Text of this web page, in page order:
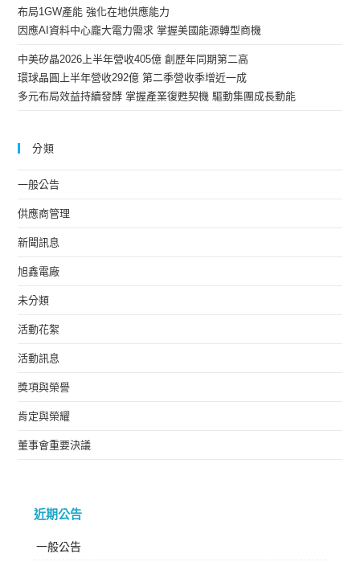
布局1GW產能 強化在地供應能力
因應AI資料中心龐大電力需求 掌握美國能源轉型商機
中美矽晶2026上半年營收405億 創歷年同期第二高
環球晶圓上半年營收292億 第二季營收季增近一成
多元布局效益持續發酵 掌握產業復甦契機 驅動集團成長動能
分類
一般公告
供應商管理
新聞訊息
旭鑫電廠
未分類
活動花絮
活動訊息
獎項與榮譽
肯定與榮耀
董事會重要決議
近期公告
一般公告